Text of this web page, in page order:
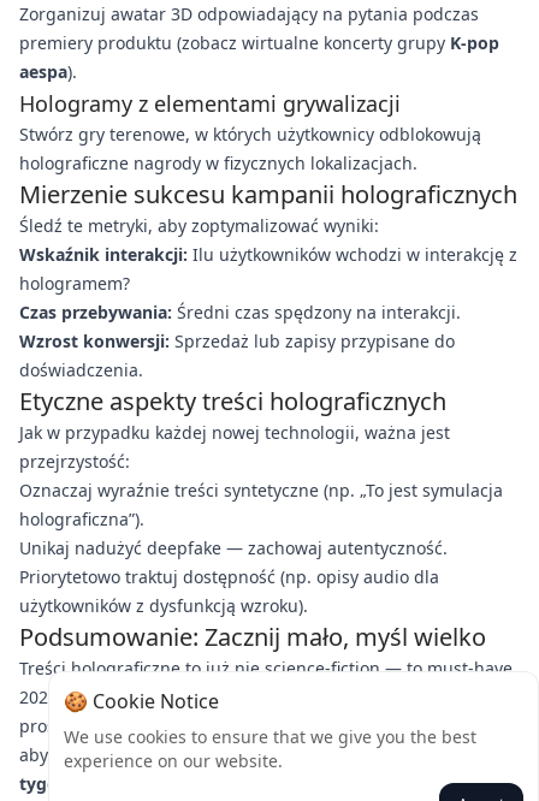
Zorganizuj awatar 3D odpowiadający na pytania podczas
premiery produktu (zobacz wirtualne koncerty grupy K-pop
aespa).
Hologramy z elementami grywalizacji
Stwórz gry terenowe, w których użytkownicy odblokowują
holograficzne nagrody w fizycznych lokalizacjach.
Mierzenie sukcesu kampanii holograficznych
Śledź te metryki, aby zoptymalizować wyniki:
Wskaźnik interakcji: Ilu użytkowników wchodzi w interakcję z
hologramem?
Czas przebywania: Średni czas spędzony na interakcji.
Wzrost konwersji: Sprzedaż lub zapisy przypisane do
doświadczenia.
Etyczne aspekty treści holograficznych
Jak w przypadku każdej nowej technologii, ważna jest
przejrzystość:
Oznaczaj wyraźnie treści syntetyczne (np. „To jest symulacja
holograficzna”).
Unikaj nadużyć deepfake — zachowaj autentyczność.
Priorytetowo traktuj dostępność (np. opisy audio dla
użytkowników z dysfunkcją wzroku).
Podsumowanie: Zacznij mało, myśl wielko
Treści holograficzne to już nie science-fiction — to must-have
2025 roku dla nowoczesnego zaangażowania. Zacznij od
prostych filtrów AR, przeanalizuj wyniki i rozwijaj się. Gotowy,
aby się wyróżnić?Wypróbuj jeden holograficzny post w tym
tygodniu
i oznacz wyniki hashtagiem #HologramMarketing!
🍪 Cookie Notice
We use cookies to ensure that we give you the best
experience on our website.